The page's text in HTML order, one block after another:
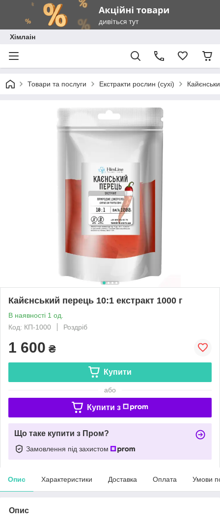
Хімлаін
Товари та послуги Екстракти рослин (сухі)
Кайєнський перець 10:1 екстракт 1000 г
В наявності 1 од.
Код: КП-1000
Роздріб
1 600 ₴
Купити
або
Купити з
Що таке купити з Пром?
Замовлення під захистом
Опис Характеристики Доставка Оплата Умови
Опис